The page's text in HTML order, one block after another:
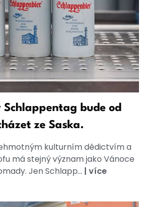
Schlappentag bude od
ze Saska.
kulturním dědictvím a
má stejný význam jako Vánoce
Jen Schlapp... | více